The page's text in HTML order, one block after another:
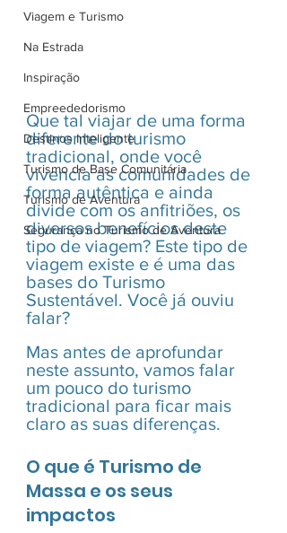
Viagem e Turismo
Na Estrada
Inspiração
Empreededorismo
Destinos Inteligente
Turismo de Base Comunitária
Turismo de Aventura
Segurança no Turismo de Aventura
Que tal viajar de uma forma
diferente do turismo
tradicional, onde você
vivencia as comunidades de
forma autêntica e ainda
divide com os anfitriões, os
diversos benefícios deste
tipo de viagem? Este tipo de
viagem existe e é uma das
bases do Turismo
Sustentável. Você já ouviu
falar?
Mas antes de aprofundar
neste assunto, vamos falar
um pouco do turismo
tradicional para ficar mais
claro as suas diferenças.
O que é Turismo de
Massa e os seus
impactos